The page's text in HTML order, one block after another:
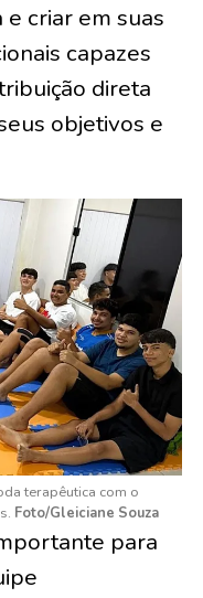
criar em suas
capazes
direta
objetivos e
terapêutica com o
Foto/Gleiciane Souza
para